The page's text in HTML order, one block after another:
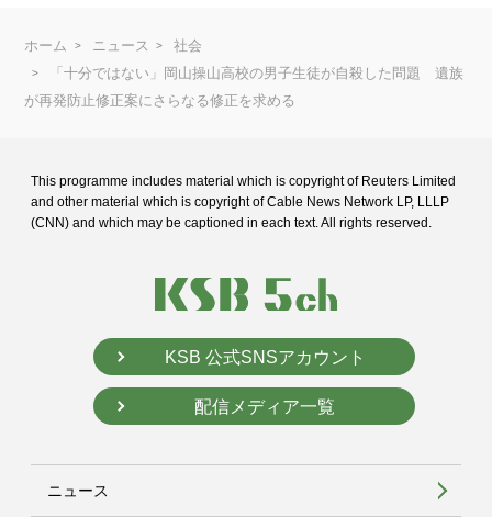
ホーム ニュース
社会
「十分ではない」岡山操山高校の男子生徒が自殺した問題 遺族
が再発防止修正案にさらなる修正を求める
This programme includes material which is copyright of Reuters Limited
and other material which is copyright of Cable News Network LP, LLLP
(CNN) and which may be captioned in each text. All rights reserved.
KSB 公式SNSアカウント
配信メディア一覧
ニュース